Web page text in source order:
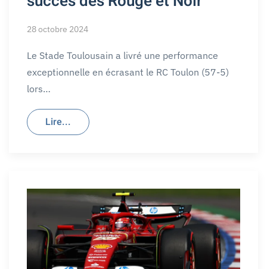
28 octobre 2024
Le Stade Toulousain a livré une performance
exceptionnelle en écrasant le RC Toulon (57-5)
lors…
Lire...